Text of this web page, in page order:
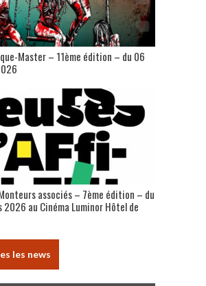
Master – 11ème édition – du 06
associés – 7ème édition – du
2026 au Cinéma Luminor Hôtel de
les news